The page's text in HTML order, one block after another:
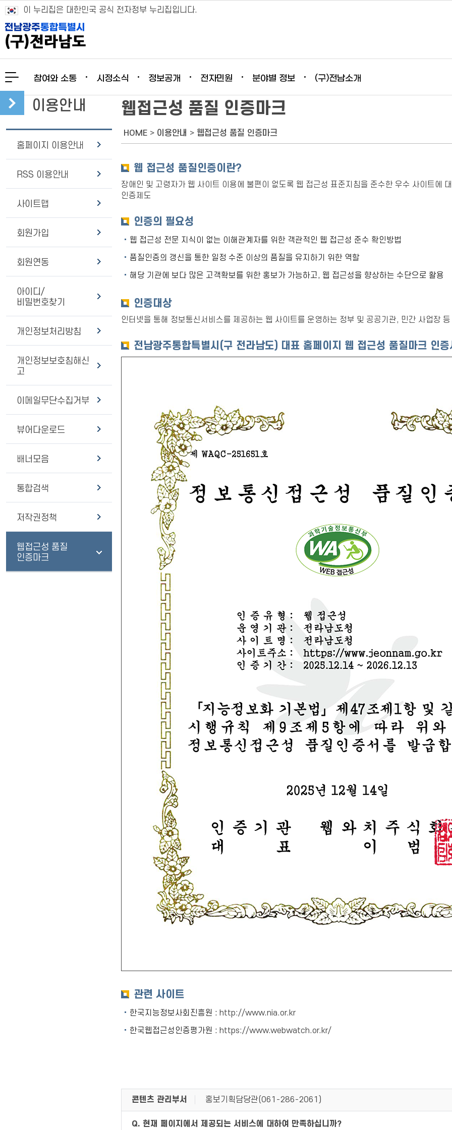
이 누리집은 대한민국 공식 전자정부 누리집입니다.
참여와 소통 시정소식 정보공개 전자민원 분야별 정보 (구)전남소개
이용안내
홈페이지 이용안내
RSS 이용안내
사이트맵
회원가입
회원연동
아이디/
비밀번호찾기
개인정보처리방침
개인정보보호침해신
고
이메일무단수집거부
뷰어다운로드
배너모음
통합검색
저작권정책
웹접근성 품질
인증마크
웹접근성 품질 인증마크
HOME > 이용안내 > 웹접근성 품질 인증마크
웹 접근성 품질인증이란?
장애인 및 고령자가 웹 사이트 이용에 불편이 없도록 웹 접근성 표준지침을 준수한 우수 사이트에
인증제도
인증의 필요성
웹 접근성 전문 지식이 없는 이해관계자를 위한 객관적인 웹 접근성 준수 확인방법
품질인증의 갱신을 통한 일정 수준 이상의 품질을 유지하기 위한 역할
해당 기관에 보다 많은 고객확보를 위한 홍보가 가능하고, 웹 접근성을 향상하는 수단으로 활용
인증대상
인터넷을 통해 정보통신서비스를 제공하는 웹 사이트를 운영하는 정부 및 공공기관, 민간 사업장 등
전남광주통합특별시(구 전라남도) 대표 홈페이지 웹 접근성 품질마크 인증
관련 사이트
한국지능정보사회진흥원 : http://www.nia.or.kr
한국웹접근성인증평가원 : https://www.webwatch.or.kr/
콘텐츠 관리부서 홍보기획담당관(061-286-2061 )
Q. 현재 페이지에서 제공되는 서비스에 대하여 만족하십니까?